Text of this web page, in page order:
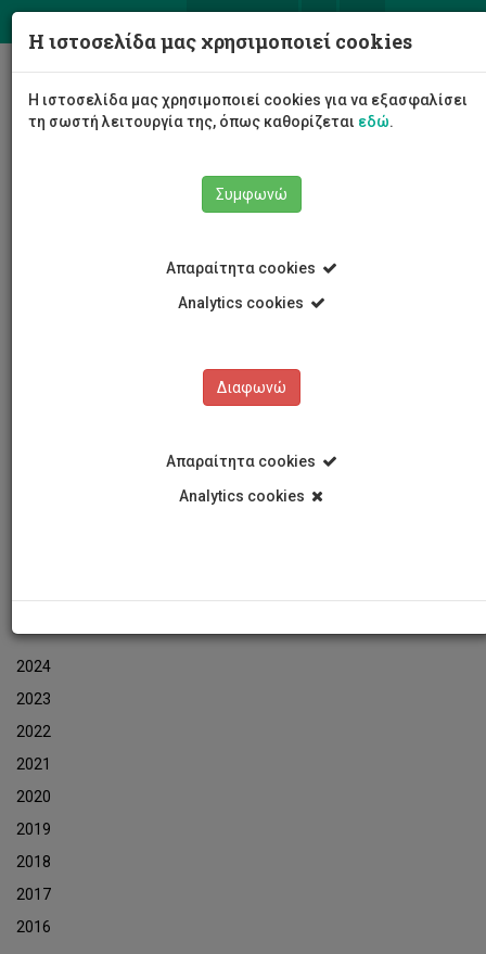
2024
2023
2022
2021
2020
2019
2018
2017
2016
Η ιστοσελίδα μας χρησιμοποιεί cookies
Η ιστοσελίδα μας χρησιμοποιεί cookies για να εξασφαλίσει
τη σωστή λειτουργία της, όπως καθορίζεται εδώ.
Συμφωνώ
Απαραίτητα cookies
Analytics cookies
Διαφωνώ
Απαραίτητα cookies
Analytics cookies